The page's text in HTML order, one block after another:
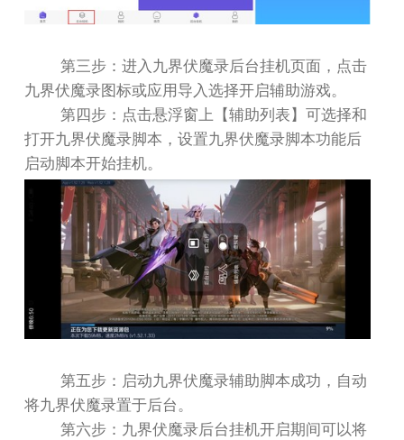
第三步：进入九界伏魔录后台挂机页面，点击
九界伏魔录图标或应用导入选择开启辅助游戏。
第四步：点击悬浮窗上【辅助列表】可选择和
打开九界伏魔录脚本，设置九界伏魔录脚本功能后
启动脚本开始挂机。
第五步：启动九界伏魔录辅助脚本成功，自动
将九界伏魔录置于后台。
第六步：九界伏魔录后台挂机开启期间可以将